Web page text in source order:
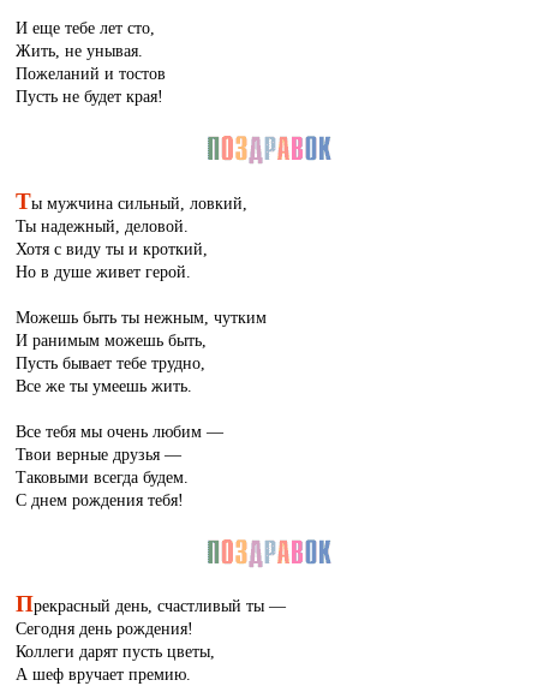
И еще тебе лет сто,
Жить, не унывая.
Пожеланий и тостов
Пусть не будет края!
Ты мужчина сильный, ловкий,
Ты надежный, деловой.
Хотя с виду ты и кроткий,
Но в душе живет герой.
Можешь быть ты нежным, чутким
И ранимым можешь быть,
Пусть бывает тебе трудно,
Все же ты умеешь жить.
Все тебя мы очень любим —
Твои верные друзья —
Таковыми всегда будем.
С днем рождения тебя!
Прекрасный день, счастливый ты —
Сегодня день рождения!
Коллеги дарят пусть цветы,
А шеф вручает премию.